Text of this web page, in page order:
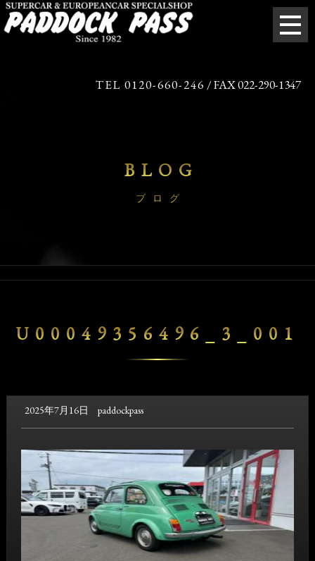
TEL 0120-660-246 / FAX 022-290-1347
BLOG
ブログ
U00049356496_3_001
2025年7月16日 paddockpass